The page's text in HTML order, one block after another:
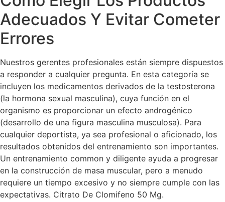
Adecuados Y Evitar Cometer
Errores
Nuestros gerentes profesionales están siempre dispuestos
a responder a cualquier pregunta. En esta categoría se
incluyen los medicamentos derivados de la testosterona
(la hormona sexual masculina), cuya función en el
organismo es proporcionar un efecto androgénico
(desarrollo de una figura masculina musculosa). Para
cualquier deportista, ya sea profesional o aficionado, los
resultados obtenidos del entrenamiento son importantes.
Un entrenamiento common y diligente ayuda a progresar
en la construcción de masa muscular, pero a menudo
requiere un tiempo excesivo y no siempre cumple con las
expectativas. Citrato De Clomifeno 50 Mg.